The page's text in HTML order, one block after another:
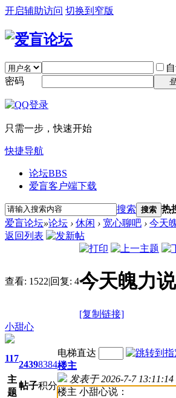
开启辅助访问 切换到窄版
密码
只需一步，快速开始
快捷导航
论坛BBS
爱盲客户端下载
搜索 搜索 热
爱盲论坛»论坛 › 休闲 › 宽心聊吧 › 今天
返回列表
查看: 1522|回复: 4今天魄力
[复制链接]
小甜心
117
主
题
2439
帖子
8384
积分
电梯直达
楼主
发表于 2026-7-7 13:11:14
楼主 小甜心说：